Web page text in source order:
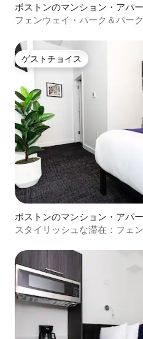
ボストンのマンション・アパ
フェンウェイ・パーク＆バー
ゲストチョイス
ゲストチョイス
ボストンのマンション・アパ
スタイリッシュな滞在：フェ